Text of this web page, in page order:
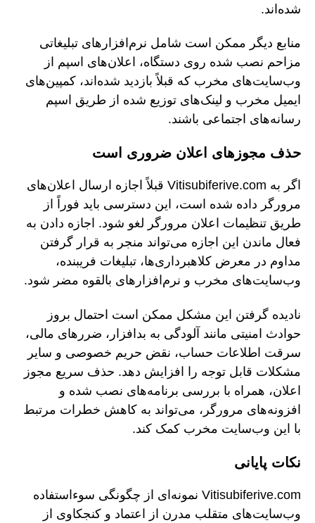
شده‌اند.
منابع دیگر ممکن است شامل نرم‌افزارهای تبلیغاتی
مزاحم نصب شده روی دستگاه، اعلان‌های اسپم از
وب‌سایت‌های مخرب که قبلاً بازدید شده‌اند، کمپین‌های
ایمیل مخرب و لینک‌های توزیع شده از طریق اسپم
رسانه‌های اجتماعی باشند.
حذف مجوزهای اعلان ضروری است
اگر به Vitisubiferive.com قبلاً اجازه ارسال اعلان‌های
مرورگر داده شده است، این دسترسی باید فوراً از
طریق تنظیمات اعلان مرورگر لغو شود. اجازه دادن به
فعال ماندن این اجازه می‌تواند منجر به قرار گرفتن
مداوم در معرض کلاهبرداری‌ها، تبلیغات فریبنده،
وب‌سایت‌های مخرب و نرم‌افزارهای بالقوه مضر شود.
نادیده گرفتن این مشکل ممکن است احتمال بروز
حوادث امنیتی مانند آلودگی به بدافزار، ضررهای مالی،
سرقت اطلاعات حساب، نقض حریم خصوصی و سایر
مشکلات قابل توجه را افزایش دهد. حذف سریع مجوز
اعلان، همراه با بررسی برنامه‌های نصب شده و
افزونه‌های مرورگر، می‌تواند به کاهش خطرات مرتبط
با این وب‌سایت مخرب کمک کند.
نکات پایانی
Vitisubiferive.com نمونه‌ای از چگونگی سوءاستفاده
وب‌سایت‌های متقلب مدرن از اعتماد و کنجکاوی از